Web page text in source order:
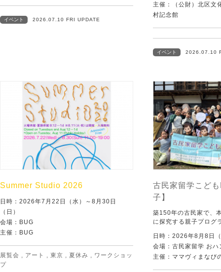
イベント 2026.07.10 FRI UPDATE
主催：（公財）北区
村記念館
イベント 2026.07.10
Summer Studio 2026
日時：2026年7月22日（水）～8月30日
（日）
会場：BUG
主催：BUG
展覧会 , アート , 東京 , 夏休み , ワークショッ
プ
古民家留学こど
子】
築150年の古民家で、
に探究する親子プログ
日時：2026年8月8日
会場：古民家留学 おハ
主催：ママヴィまなび